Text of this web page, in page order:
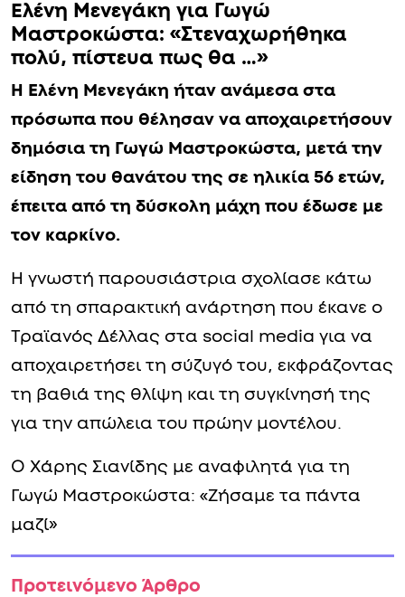
Ελένη Μενεγάκη για Γωγώ
Μαστροκώστα: «Στεναχωρήθηκα
πολύ, πίστευα πως θα …»
Η Ελένη Μενεγάκη ήταν ανάμεσα στα
πρόσωπα που θέλησαν να αποχαιρετήσουν
δημόσια τη Γωγώ Μαστροκώστα, μετά την
είδηση του θανάτου της σε ηλικία 56 ετών,
έπειτα από τη δύσκολη μάχη που έδωσε με
τον καρκίνο.
Η γνωστή παρουσιάστρια σχολίασε κάτω
από τη σπαρακτική ανάρτηση που έκανε ο
Τραϊανός Δέλλας στα social media για να
αποχαιρετήσει τη σύζυγό του, εκφράζοντας
τη βαθιά της θλίψη και τη συγκίνησή της
για την απώλεια του πρώην μοντέλου.
Ο Χάρης Σιανίδης με αναφιλητά για τη
Γωγώ Μαστροκώστα: «Ζήσαμε τα πάντα
μαζί»
Προτεινόμενο Άρθρο